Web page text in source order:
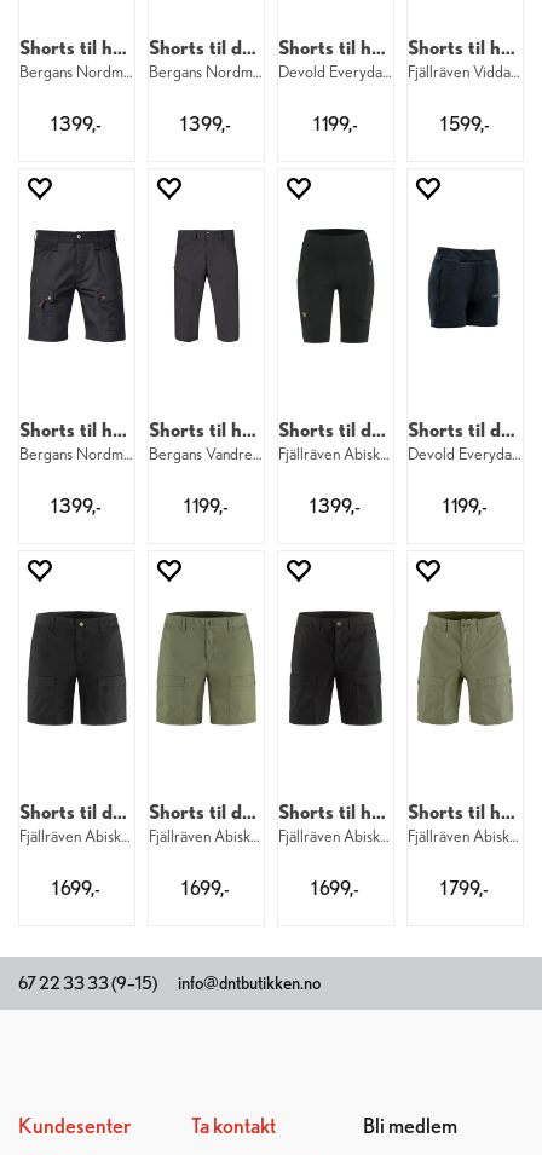
Shorts til herre
Bergans Nordmarka Shorts M 21491
1 399,-
Shorts til dame
Bergans Nordmarka Shorts W 21650
1 399,-
Shorts til herre
Devold Everyday Shorts M 284
1 199,-
Shorts til herre
Fjällräven Vidda Pro Lite Shorts M 625
1 599,-
Shorts til herre
Bergans Nordmarka Shorts M 25301
1 399,-
Shorts til herre
Bergans Vandre Long Shorts M 24616
1 199,-
Shorts til dame
Fjällräven Abisko Tights Short W 550
1 399,-
Shorts til dame
Devold Everyday Shorts W 284
1 199,-
Shorts til dame
Fjällräven Abisko Hybrid Shorts W 550
1 699,-
Shorts til dame
Fjällräven Abisko Hybrid Shorts W 625
1 699,-
Shorts til herre
Fjällräven Abisko Hybrid Shorts M 550
1 699,-
Shorts til herre
Fjällräven Abisko Hybrid Shorts M 625
1 799,-
67 22 33 33 (9–15) info@dntbutikken.no
Kundesenter
Ta kontakt Bli medlem